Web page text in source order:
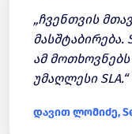
„ჩვენთვის
მასშტაბირება.
ამ
უმაღლესი SLA.“
დავით ლომიძე,